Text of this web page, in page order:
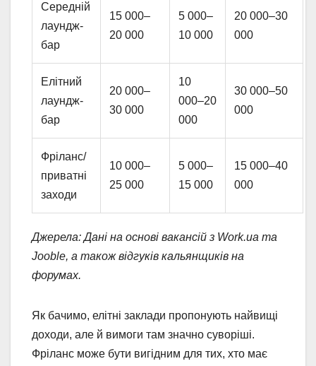
Середній
лаундж-
бар
15 000–
20 000
5 000–
10 000
20 000–30
000
Елітний
лаундж-
бар
20 000–
30 000
10
000–20
000
30 000–50
000
Фріланс/
приватні
заходи
10 000–
25 000
5 000–
15 000
15 000–40
000
Джерела: Дані на основі вакансій з Work.ua та
Jooble, а також відгуків кальянщиків на
форумах.
Як бачимо, елітні заклади пропонують найвищі
доходи, але й вимоги там значно суворіші.
Фріланс може бути вигідним для тих, хто має